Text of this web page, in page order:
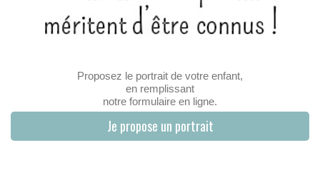
Proposez le portrait de votre enfant,
en remplissant
notre formulaire en ligne.
Je propose un portrait